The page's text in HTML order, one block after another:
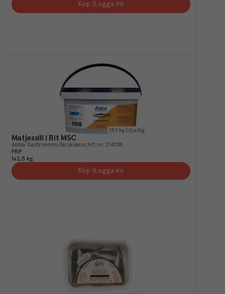
Köp (Logga in)
15.7 kg CO₂e/kg
Matjessill i Bit MSC
Abba Gastronomi Färskvaror Art.nr. 214018
FRP
1x2,5 kg
Köp (Logga in)